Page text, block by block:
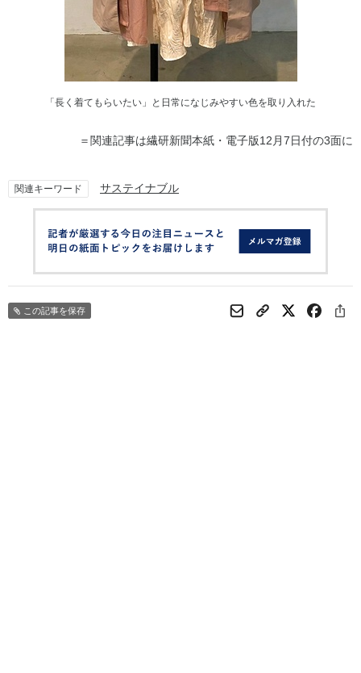
「長く着てもらいたい」と日常になじみやすい色を取り入れた
＝関連記事は繊研新聞本紙・電子版12月7日付の3面に
関連キーワード サステイナブル
この記事を保存